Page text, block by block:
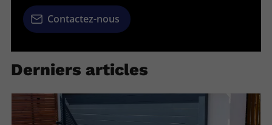
Contactez-nous
Derniers articles